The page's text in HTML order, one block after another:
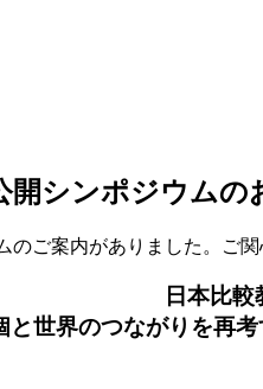
シンポジウムの
ご案内がありました。ご
日本比
と世界のつながりを再